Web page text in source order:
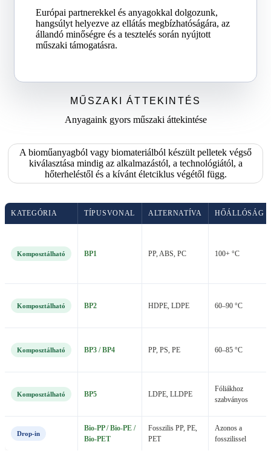
Európai partnerekkel és anyagokkal dolgozunk,
hangsúlyt helyezve az ellátás megbízhatóságára, az
állandó minőségre és a tesztelés során nyújtott
műszaki támogatásra.
MŰSZAKI ÁTTEKINTÉS
Anyagaink gyors műszaki áttekintése
A bioműanyagból vagy biomateriálból készült pelletek végső
kiválasztása mindig az alkalmazástól, a technológiától, a
hőterheléstől és a kívánt életciklus végétől függ.
KATEGÓRIA TÍPUSVONAL ALTERNATÍVA HŐÁLLÓSÁG
Komposztálható BP1 PP, ABS, PC 100+ °C
Komposztálható BP2 HDPE, LDPE 60–90 °C
Komposztálható BP3 / BP4 PP, PS, PE 60–85 °C
Komposztálható BP5 LDPE, LLDPE
Fóliákhoz
szabványos
Drop-in
Bio-PP / Bio-PE /
Bio-PET
Fosszilis PP, PE,
PET
Azonos a
fosszilissel